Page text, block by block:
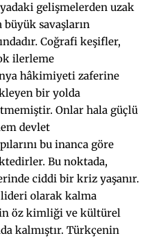
gelişmelerden uzak
büyük savaşların
Coğrafi keşifler,
ilerleme
hâkimiyeti zaferine
bir yolda
Onlar hala güçlü
devlet
bu inanca göre
Bu noktada,
ciddi bir kriz yaşanır.
lideri olarak kalma
öz kimliği ve kültürel
kalmıştır. Türkçenin